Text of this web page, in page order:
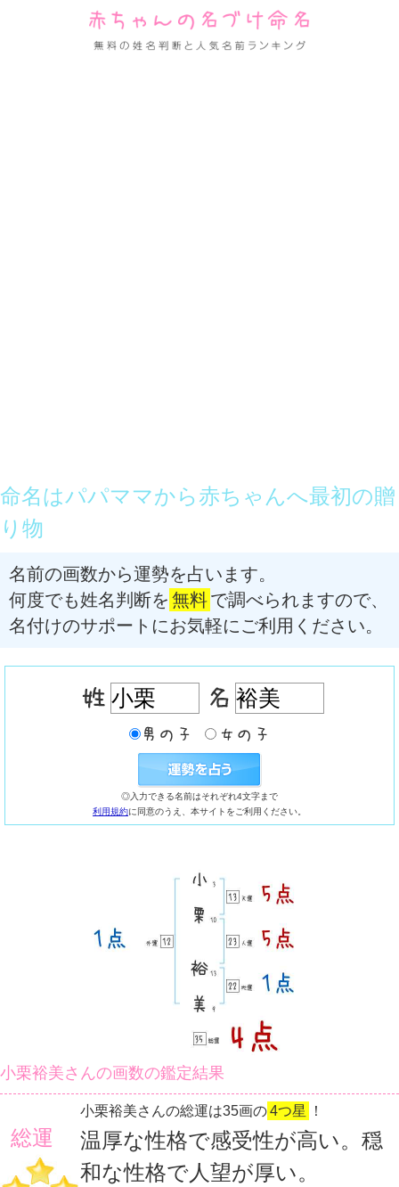
命名はパパママから赤ちゃんへ最初の贈
り物
名前の画数から運勢を占います。
何度でも姓名判断を 無料で調べられますので、
名付けのサポートにお気軽にご利用ください。
◎入力できる名前はそれぞれ4文字まで
利用規約に同意のうえ、本サイトをご利用ください。
小栗裕美さんの画数の鑑定結果
総運
小栗裕美さんの総運は35画の4つ星 ！
温厚な性格で感受性が高い。穏
和な性格で人望が厚い。